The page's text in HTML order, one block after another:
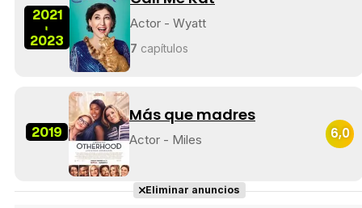
2021
-
2023
Actor - Wyatt
7 capítulos
2019
Más que madres
Actor - Miles 6,0
Eliminar anuncios